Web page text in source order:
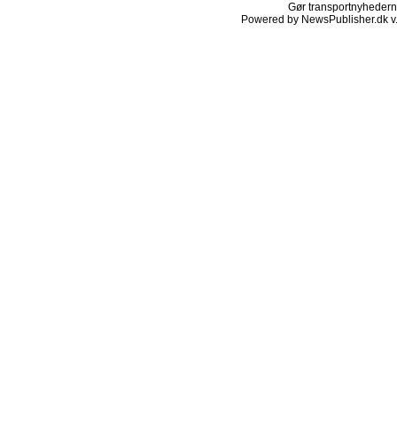
Gør
Powered by NewsPublisher.dk